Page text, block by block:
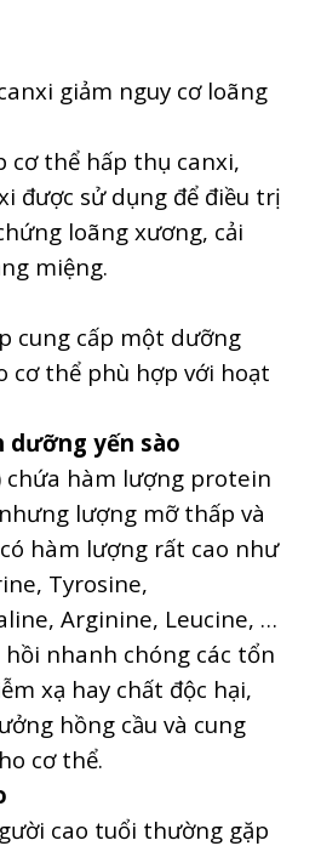
giảm nguy cơ loãng
cơ thể hấp thụ canxi,
được sử dụng để điều trị
loãng xương, cải
miệng.
cung cấp một dưỡng
cơ thể phù hợp với hoạt
dưỡng yến sào
chứa hàm lượng protein
nhưng lượng mỡ thấp và
hàm lượng rất cao như
Tyrosine,
Arginine, Leucine, …
nhanh chóng các tổn
xạ hay chất độc hại,
hồng cầu và cung
cơ thể.
cao tuổi thường gặp